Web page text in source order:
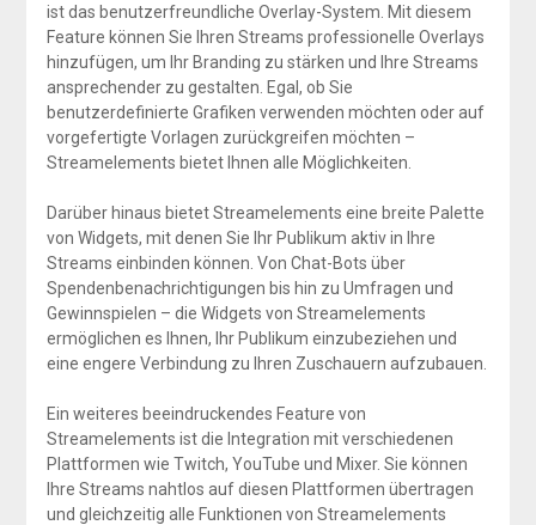
ist das benutzerfreundliche Overlay-System. Mit diesem
Feature können Sie Ihren Streams professionelle Overlays
hinzufügen, um Ihr Branding zu stärken und Ihre Streams
ansprechender zu gestalten. Egal, ob Sie
benutzerdefinierte Grafiken verwenden möchten oder auf
vorgefertigte Vorlagen zurückgreifen möchten –
Streamelements bietet Ihnen alle Möglichkeiten.
Darüber hinaus bietet Streamelements eine breite Palette
von Widgets, mit denen Sie Ihr Publikum aktiv in Ihre
Streams einbinden können. Von Chat-Bots über
Spendenbenachrichtigungen bis hin zu Umfragen und
Gewinnspielen – die Widgets von Streamelements
ermöglichen es Ihnen, Ihr Publikum einzubeziehen und
eine engere Verbindung zu Ihren Zuschauern aufzubauen.
Ein weiteres beeindruckendes Feature von
Streamelements ist die Integration mit verschiedenen
Plattformen wie Twitch, YouTube und Mixer. Sie können
Ihre Streams nahtlos auf diesen Plattformen übertragen
und gleichzeitig alle Funktionen von Streamelements